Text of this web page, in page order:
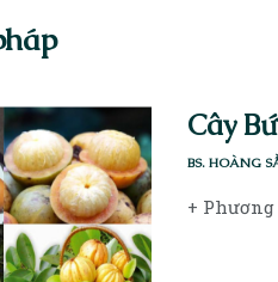
Cây
BS. HOÀNG
+